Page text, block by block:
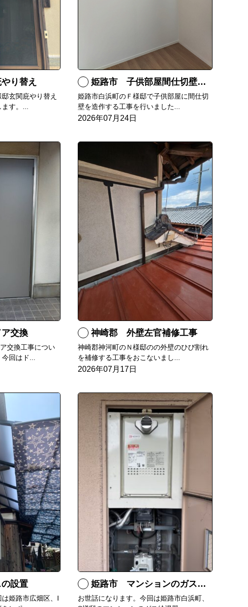
り替え
玄関庇やり替え
す。...
姫路市 子供部屋間仕切壁造作
姫路市白浜町のＦ様邸で子供部屋に間仕切
壁を造作する工事を行いました...
2026年07月24日
交換
交換工事につい
回はド...
神崎郡 外壁左官補修工事
神崎郡神河町のＮ様邸のの外壁のひび割れ
を補修する工事をおこないまし...
2026年07月17日
設置
姫路市広畑区、I
姫路市 マンションのガス給湯器の交換
お世話になります。今回は姫路市白浜町、